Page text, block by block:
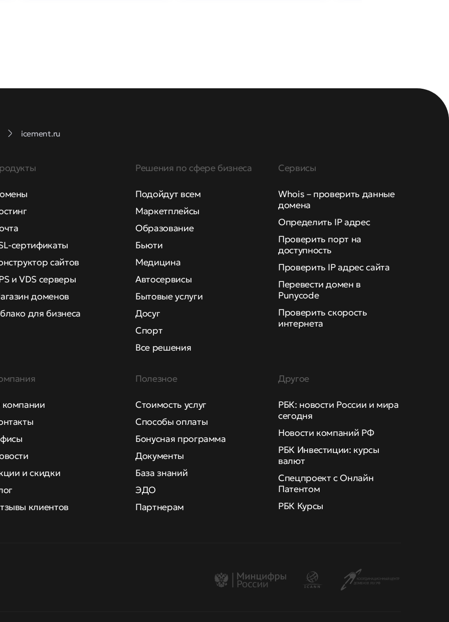
icement.ru
сертификаты
сайтов
и VDS серверы
доменов
для бизнеса
Решения по сфере бизнеса
Подойдут всем
Маркетплейсы
Образование
Бьюти
Медицина
Автосервисы
Бытовые услуги
Досуг
Спорт
Все решения
Сервисы
Whois – проверить данные
домена
Определить IP адрес
Проверить порт на
доступность
Проверить IP адрес сайта
Перевести домен в
Punycode
Проверить скорость
интернета
и скидки
клиентов
Полезное
Стоимость услуг
Способы оплаты
Бонусная программа
Документы
База знаний
ЭДО
Партнерам
Другое
РБК: новости России и мира
сегодня
Новости компаний РФ
РБК Инвестиции: курсы
валют
Спецпроект с Онлайн
Патентом
РБК Курсы